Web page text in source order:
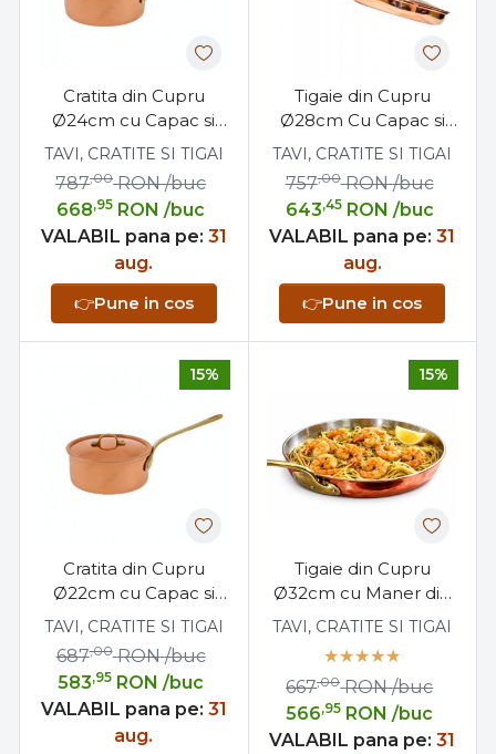
Cratita din Cupru
Ø24cm cu Capac si
Maner din Bronz
Profesionala
TAVI, CRATITE SI TIGAI
668,95 RON /buc
787,00 RON /buc
VALABIL pana pe: 31
aug.
👉Pune in cos
Tigaie din Cupru
Ø28cm Cu Capac si
Maner Bronz
Profesionala
TAVI, CRATITE SI TIGAI
643,45 RON /buc
757,00 RON /buc
VALABIL pana pe: 31
aug.
👉Pune in cos
15%
Cratita din Cupru
Ø22cm cu Capac si
Maner din Bronz
TAVI, CRATITE SI TIGAI
583,95 RON /buc
687,00 RON /buc
VALABIL pana pe: 31
aug.
15%
Tigaie din Cupru
Ø32cm cu Maner din
Bronz Profesionala
TAVI, CRATITE SI TIGAI
566,95 RON /buc
667,00 RON /buc
VALABIL pana pe: 31